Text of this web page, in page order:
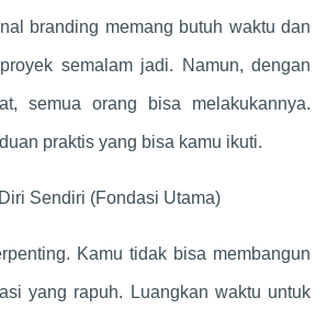
branding memang butuh waktu dan
semalam jadi. Namun, dengan
semua orang bisa melakukannya.
praktis yang bisa kamu ikuti.
Sendiri (Fondasi Utama)
Kamu tidak bisa membangun
yang rapuh. Luangkan waktu untuk